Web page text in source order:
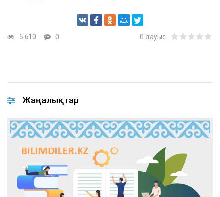
5 610 0 0 дауыс
Жаңалықтар